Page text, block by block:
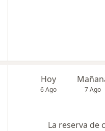
Hoy
6 Ago 7 Ago
La reserva de